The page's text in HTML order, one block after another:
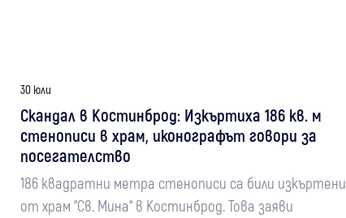
30 юли
Скандал в Костинброд: Изкъртиха 186 кв. м
стенописи в храм, иконографът говори за
посегателство
186 квадратни метра стенописи са били изкъртени
от храм “Св. Мина“ в Костинброд. Това заяви